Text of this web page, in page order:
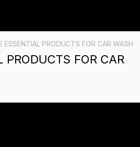
ESSENTIAL PRODUCTS FOR CAR WASH
PRODUCTS FOR CAR